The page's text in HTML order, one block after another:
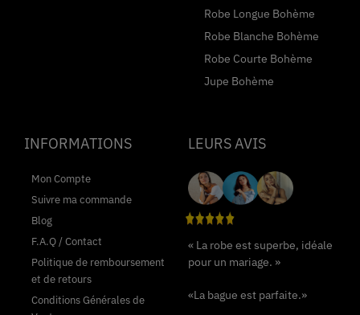
Robe Longue Bohème
Robe Blanche Bohème
Robe Courte Bohème
Jupe Bohème
INFORMATIONS
Mon Compte
Suivre ma commande
Blog
F.A.Q / Contact
Politique de remboursement
et de retours
Conditions Générales de
LEURS AVIS
« La robe est superbe, idéale
pour un mariage. »
«La bague est parfaite.»